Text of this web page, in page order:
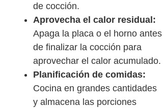
de cocción.
Aprovecha el calor residual:
Apaga la placa o el horno antes
de finalizar la cocción para
aprovechar el calor acumulado.
Planificación de comidas:
Cocina en grandes cantidades
y almacena las porciones